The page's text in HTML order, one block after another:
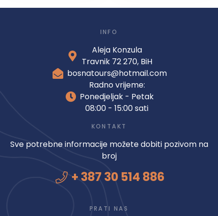
INFO
Aleja Konzula
Travnik 72 270, BiH
bosnatours@hotmail.com
Radno vrijeme:
Ponedjeljak - Petak
08:00 - 15:00 sati
KONTAKT
Sve potrebne informacije možete dobiti pozivom na
broj
+ 387 30 514 886
PRATI NAS